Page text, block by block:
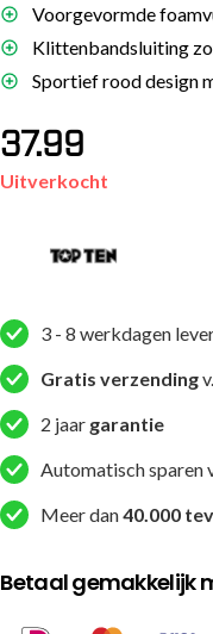
Voorgevormde
Klittenbandsluiting
Sportief rood design
37.99
Uitverkocht
3 - 8 werkdagen
Gratis verzending
2 jaar garantie
Automatisch sparen
Meer dan40.000
Betaal gemakkelijk